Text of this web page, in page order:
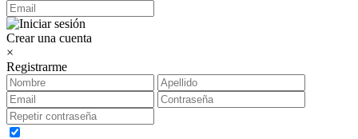
Crear una cuenta
×
Registrarme